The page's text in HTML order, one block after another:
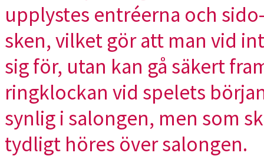
upplystes entréerna och
sken, vilket gör att man vid
sig för, utan kan gå säkert
ringklockan vid spelets
synlig i salongen, men som
tydligt höres över salongen.